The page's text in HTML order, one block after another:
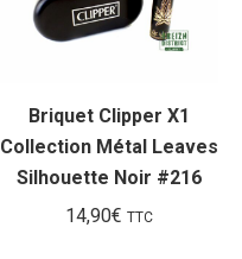
Briquet Clipper X1
Collection Métal Leaves
Silhouette Noir #216
14,90€ TTC